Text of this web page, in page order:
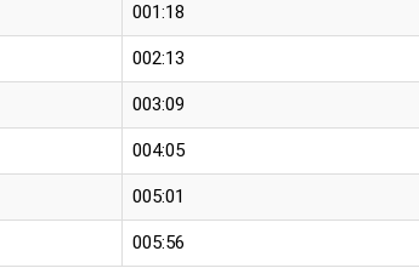
001:18
002:13
003:09
004:05
005:01
005:56